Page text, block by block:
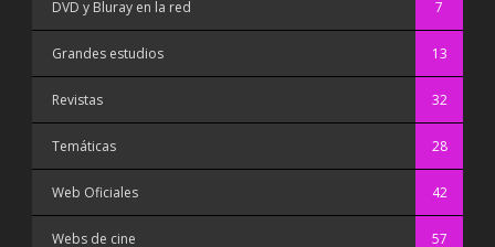
DVD y Bluray en la red 7
Grandes estudios 13
Revistas 32
Temáticas 28
Web Oficiales 42
Webs de cine 57